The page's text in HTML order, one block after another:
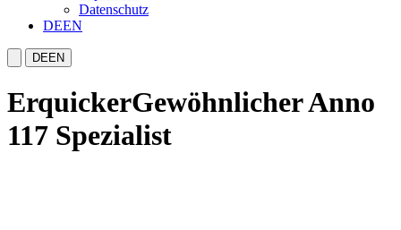
Datenschutz
DEEN
DEEN
ErquickerGewöhnlicher Anno
117 Spezialist